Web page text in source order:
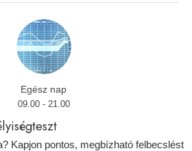
Egész nap
09.00 - 21.00
Kapjon pontos, megbízható felbecslést